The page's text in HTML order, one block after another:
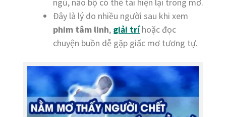
Đây là lý do nhiều người sau khi xem
phim tâm linh, giải tríhoặc đọc
chuyện buồn dễ gặp giấc mơ tương tự.